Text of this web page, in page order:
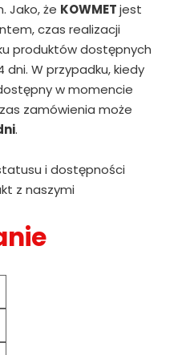
Jako, że KOWMETjest
czas realizacji
produktów dostępnych
dni. W przypadku, kiedy
w momencie
zamówienia może
.
i dostępności
z naszymi